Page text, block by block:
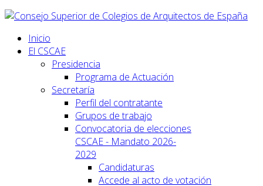
Inicio
El CSCAE
Presidencia
Programa de Actuación
Secretaría
Perfil del contratante
Grupos de trabajo
Convocatoria de elecciones
CSCAE - Mandato 2026-
2029
Candidaturas
Accede al acto de votación